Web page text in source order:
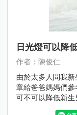
日光燈可以降
作者：陳俊仁
由於太多人問我
章給爸爸媽媽們
可不可以降低新生